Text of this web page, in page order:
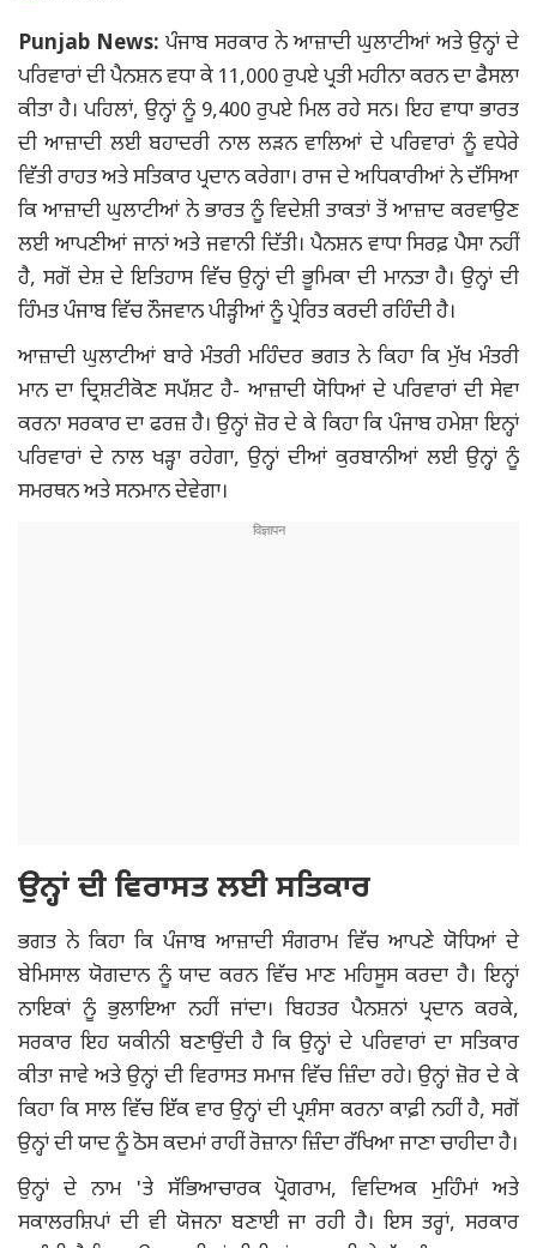
Punjab News: ਪੰਜਾਬ ਸਰਕਾਰ ਨੇ ਆਜ਼ਾਦੀ ਘੁਲਾਟੀਆਂ ਅਤੇ ਉਨ੍ਹਾਂ ਦੇ
ਪਰਿਵਾਰਾਂ ਦੀ ਪੈਨਸ਼ਨ ਵਧਾ ਕੇ 11,000 ਰੁਪਏ ਪ੍ਰਤੀ ਮਹੀਨਾ ਕਰਨ ਦਾ ਫੈਸਲਾ
ਕੀਤਾ ਹੈ। ਪਹਿਲਾਂ, ਉਨ੍ਹਾਂ ਨੂੰ 9,400 ਰੁਪਏ ਮਿਲ ਰਹੇ ਸਨ। ਇਹ ਵਾਧਾ ਭਾਰਤ
ਦੀ ਆਜ਼ਾਦੀ ਲਈ ਬਹਾਦਰੀ ਨਾਲ ਲੜਨ ਵਾਲਿਆਂ ਦੇ ਪਰਿਵਾਰਾਂ ਨੂੰ ਵਧੇਰੇ
ਵਿੱਤੀ ਰਾਹਤ ਅਤੇ ਸਤਿਕਾਰ ਪ੍ਰਦਾਨ ਕਰੇਗਾ। ਰਾਜ ਦੇ ਅਧਿਕਾਰੀਆਂ ਨੇ ਦੱਸਿਆ
ਕਿ ਆਜ਼ਾਦੀ ਘੁਲਾਟੀਆਂ ਨੇ ਭਾਰਤ ਨੂੰ ਵਿਦੇਸ਼ੀ ਤਾਕਤਾਂ ਤੋਂ ਆਜ਼ਾਦ ਕਰਵਾਉਣ
ਲਈ ਆਪਣੀਆਂ ਜਾਨਾਂ ਅਤੇ ਜਵਾਨੀ ਦਿੱਤੀ। ਪੈਨਸ਼ਨ ਵਾਧਾ ਸਿਰਫ਼ ਪੈਸਾ ਨਹੀਂ
ਹੈ, ਸਗੋਂ ਦੇਸ਼ ਦੇ ਇਤਿਹਾਸ ਵਿੱਚ ਉਨ੍ਹਾਂ ਦੀ ਭੂਮਿਕਾ ਦੀ ਮਾਨਤਾ ਹੈ। ਉਨ੍ਹਾਂ ਦੀ
ਹਿੰਮਤ ਪੰਜਾਬ ਵਿੱਚ ਨੌਜਵਾਨ ਪੀੜ੍ਹੀਆਂ ਨੂੰ ਪ੍ਰੇਰਿਤ ਕਰਦੀ ਰਹਿੰਦੀ ਹੈ।
ਆਜ਼ਾਦੀ ਘੁਲਾਟੀਆਂ ਬਾਰੇ ਮੰਤਰੀ ਮਹਿੰਦਰ ਭਗਤ ਨੇ ਕਿਹਾ ਕਿ ਮੁੱਖ ਮੰਤਰੀ
ਮਾਨ ਦਾ ਦ੍ਰਿਸ਼ਟੀਕੋਣ ਸਪੱਸ਼ਟ ਹੈ- ਆਜ਼ਾਦੀ ਯੋਧਿਆਂ ਦੇ ਪਰਿਵਾਰਾਂ ਦੀ ਸੇਵਾ
ਕਰਨਾ ਸਰਕਾਰ ਦਾ ਫਰਜ਼ ਹੈ। ਉਨ੍ਹਾਂ ਜ਼ੋਰ ਦੇ ਕੇ ਕਿਹਾ ਕਿ ਪੰਜਾਬ ਹਮੇਸ਼ਾ ਇਨ੍ਹਾਂ
ਪਰਿਵਾਰਾਂ ਦੇ ਨਾਲ ਖੜ੍ਹਾ ਰਹੇਗਾ, ਉਨ੍ਹਾਂ ਦੀਆਂ ਕੁਰਬਾਨੀਆਂ ਲਈ ਉਨ੍ਹਾਂ ਨੂੰ
ਸਮਰਥਨ ਅਤੇ ਸਨਮਾਨ ਦੇਵੇਗਾ।
ਉਨ੍ਹਾਂ ਦੀ ਵਿਰਾਸਤ ਲਈ ਸਤਿਕਾਰ
ਭਗਤ ਨੇ ਕਿਹਾ ਕਿ ਪੰਜਾਬ ਆਜ਼ਾਦੀ ਸੰਗਰਾਮ ਵਿੱਚ ਆਪਣੇ ਯੋਧਿਆਂ ਦੇ
ਬੇਮਿਸਾਲ ਯੋਗਦਾਨ ਨੂੰ ਯਾਦ ਕਰਨ ਵਿੱਚ ਮਾਣ ਮਹਿਸੂਸ ਕਰਦਾ ਹੈ। ਇਨ੍ਹਾਂ
ਨਾਇਕਾਂ ਨੂੰ ਭੁਲਾਇਆ ਨਹੀਂ ਜਾਂਦਾ। ਬਿਹਤਰ ਪੈਨਸ਼ਨਾਂ ਪ੍ਰਦਾਨ ਕਰਕੇ,
ਸਰਕਾਰ ਇਹ ਯਕੀਨੀ ਬਣਾਉਂਦੀ ਹੈ ਕਿ ਉਨ੍ਹਾਂ ਦੇ ਪਰਿਵਾਰਾਂ ਦਾ ਸਤਿਕਾਰ
ਕੀਤਾ ਜਾਵੇ ਅਤੇ ਉਨ੍ਹਾਂ ਦੀ ਵਿਰਾਸਤ ਸਮਾਜ ਵਿੱਚ ਜ਼ਿੰਦਾ ਰਹੇ। ਉਨ੍ਹਾਂ ਜ਼ੋਰ ਦੇ ਕੇ
ਕਿਹਾ ਕਿ ਸਾਲ ਵਿੱਚ ਇੱਕ ਵਾਰ ਉਨ੍ਹਾਂ ਦੀ ਪ੍ਰਸ਼ੰਸਾ ਕਰਨਾ ਕਾਫ਼ੀ ਨਹੀਂ ਹੈ, ਸਗੋਂ
ਉਨ੍ਹਾਂ ਦੀ ਯਾਦ ਨੂੰ ਠੋਸ ਕਦਮਾਂ ਰਾਹੀਂ ਰੋਜ਼ਾਨਾ ਜ਼ਿੰਦਾ ਰੱਖਿਆ ਜਾਣਾ ਚਾਹੀਦਾ ਹੈ।
ਉਨ੍ਹਾਂ ਦੇ ਨਾਮ 'ਤੇ ਸੱਭਿਆਚਾਰਕ ਪ੍ਰੋਗਰਾਮ, ਵਿਦਿਅਕ ਮੁਹਿੰਮਾਂ ਅਤੇ
ਸਕਾਲਰਸ਼ਿਪਾਂ ਦੀ ਵੀ ਯੋਜਨਾ ਬਣਾਈ ਜਾ ਰਹੀ ਹੈ। ਇਸ ਤਰ੍ਹਾਂ, ਸਰਕਾਰ